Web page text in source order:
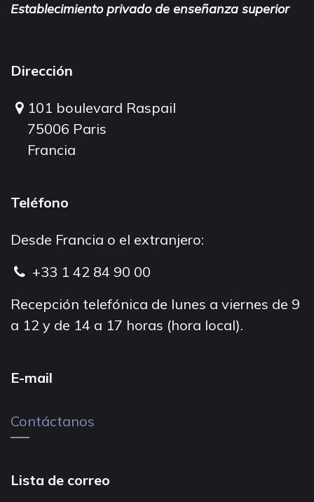
Establecimiento privado de enseñanza superior
Dirección
101 boulevard Raspail
75006 Paris
Francia
Teléfono
Desde Francia o el extranjero:
+33 1 42 84 90 00
Recepción telefónica de lunes a viernes de 9
a 12 y de 14 a 17 horas (hora local).
E-mail
Contáctanos
Lista de correo